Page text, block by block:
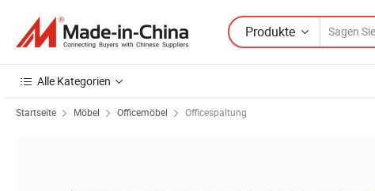
Produkte
Alle Kategorien
Startseite Möbel Officemöbel Officespaltung